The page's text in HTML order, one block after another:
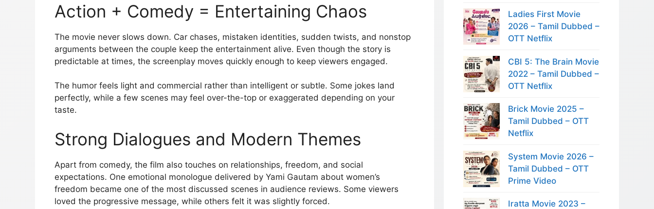
Action + Comedy = Entertaining Chaos
The movie never slows down. Car chases, mistaken identities, sudden twists, and nonstop
arguments between the couple keep the entertainment alive. Even though the story is
predictable at times, the screenplay moves quickly enough to keep viewers engaged.
The humor feels light and commercial rather than intelligent or subtle. Some jokes land
perfectly, while a few scenes may feel over-the-top or exaggerated depending on your
taste.
Strong Dialogues and Modern Themes
Apart from comedy, the film also touches on relationships, freedom, and social
expectations. One emotional monologue delivered by Yami Gautam about women’s
freedom became one of the most discussed scenes in audience reviews. Some viewers
loved the progressive message, while others felt it was slightly forced.
Ladies First Movie
2026 – Tamil Dubbed –
OTT Netflix
CBI 5: The Brain Movie
2022 – Tamil Dubbed –
OTT Netflix
Brick Movie 2025 –
Tamil Dubbed – OTT
Netflix
System Movie 2026 –
Tamil Dubbed – OTT
Prime Video
Iratta Movie 2023 –